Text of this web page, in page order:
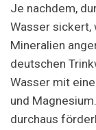
Je nachdem,
Wasser sickert,
Mineralien
deutschen
Wasser mit
und
durchaus